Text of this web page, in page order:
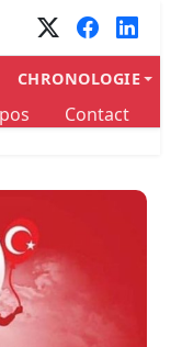
CHRONOLOGIE
Contact